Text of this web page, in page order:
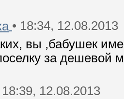
• 18:34, 12.08.2013
вы ,бабушек
за дешевой
18:39, 12.08.2013